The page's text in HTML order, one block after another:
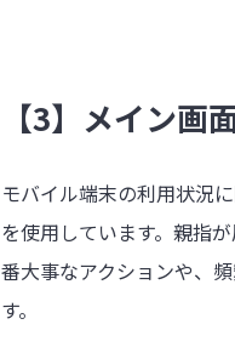
【3】メイン画
モバイル端末の利用状況
を使用しています。親指
番大事なアクションや、
す。